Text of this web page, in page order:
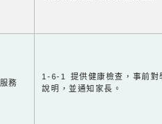
務
1-6-1 提供健康檢查，事前對
說明，並通知家長。